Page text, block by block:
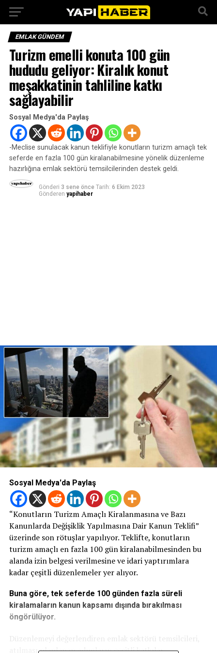
EMLAK GÜNDEM
Turizm emelli konuta 100 gün
hududu geliyor: Kiralık konut
meşakkatinin tahliline katkı
sağlayabilir
Sosyal Medya'da Paylaş
-Meclise sunulacak kanun teklifiyle konutların turizm amaçlı tek
seferde en fazla 100 gün kiralanabilmesine yönelik düzenleme
hazırlığına emlak sektörü temsilcilerinden destek geldi.
Gönderi 3 sene önce Tarih: 6 Ekim 2023
Gönderen yapihaber
Sosyal Medya'da Paylaş
“Konutların Turizm Amaçlı Kiralanmasına ve Bazı
Kanunlarda Değişiklik Yapılmasına Dair Kanun Teklifi”
üzerinde son rötuşlar yapılıyor. Teklifte, konutların
turizm amaçlı en fazla 100 gün kiralanabilmesinden bu
alanda izin belgesi verilmesine ve idari yaptırımlara
kadar çeşitli düzenlemeler yer alıyor.
Buna göre, tek seferde 100 günden fazla süreli
kiralamaların kanun kapsamı dışında bırakılması
öngörülüyor.
Düzenlemeyi değerlendiren emlak sektörü temsilcileri,
atılması planlanan adımların çeşitli katkılar